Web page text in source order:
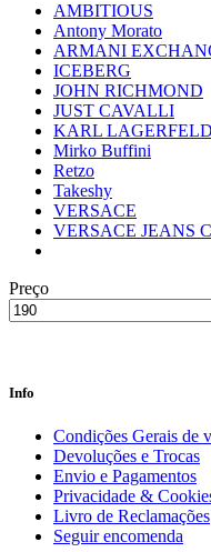
AMBITIOUS
Antony Morato
ARMANI
ICEBERG
JOHN RICHMOND
JUST CAVALLI
KARL LAGERFELD
Mirko Buffini
Retzo
Takeshy
VERSACE
VERSACE JEANS
Preço
Info
Condições Gerais de
Devoluções e Trocas
Envio e Pagamentos
Privacidade &
Livro de Reclamações
Seguir encomenda